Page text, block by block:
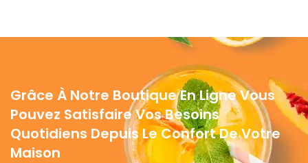
Grâce À Notre Boutique En Ligne Vous
Pouvez Satisfaire Vos Besoins
Quotidiens Depuis Le Confort De Votre
Maison